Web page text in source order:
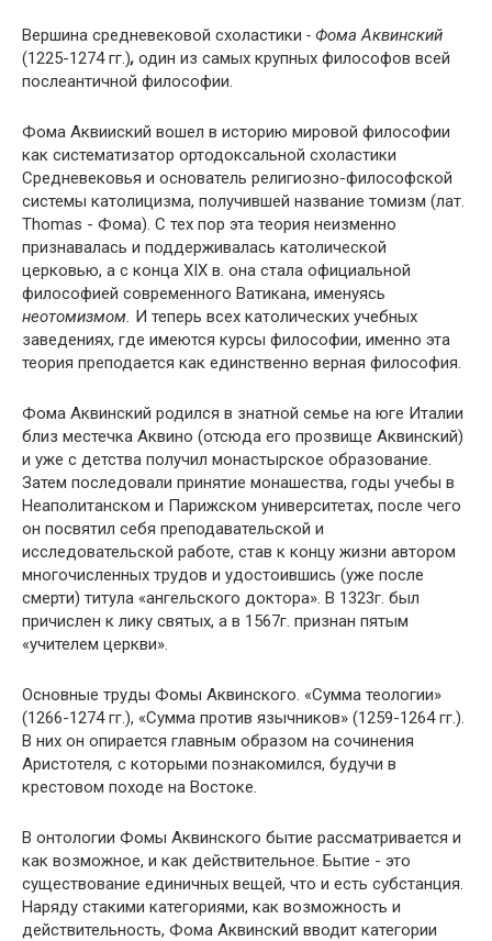
Вершина средневековой схоластики - Фома Аквинский
(1225-1274 гг.), один из самых крупных философов всей
послеантичной философии.
Фома Аквииский вошел в историю мировой философии
как систематизатор ортодоксальной схоластики
Средневековья и основатель религиозно-философской
системы католицизма, получившей название томизм (лат.
Thomas - Фома). С тех пор эта теория неизменно
признавалась и поддерживалась католической
церковью, а с конца XIX в. она стала официальной
философией современного Ватикана, именуясь
неотомизмом. И теперь всех католических учебных
заведениях, где имеются курсы философии, именно эта
теория преподается как единственно верная философия.
Фома Аквинский родился в знатной семье на юге Италии
близ местечка Аквино (отсюда его прозвище Аквинский)
и уже с детства получил монастырское образование.
Затем последовали принятие монашества, годы учебы в
Неаполитанском и Парижском университетах, после чего
он посвятил себя преподавательской и
исследовательской работе, став к концу жизни автором
многочисленных трудов и удостоившись (уже после
смерти) титула «ангельского доктора». В 1323г. был
причислен к лику святых, а в 1567г. признан пятым
«учителем церкви».
Основные труды Фомы Аквинского. «Сумма теологии»
(1266-1274 гг.), «Сумма против язычников» (1259-1264 гг.).
В них он опирается главным образом на сочинения
Аристотеля, с которыми познакомился, будучи в
крестовом походе на Востоке.
В онтологии Фомы Аквинского бытие рассматривается и
как возможное, и как действительное. Бытие - это
существование единичных вещей, что и есть субстанция.
Наряду стакими категориями, как возможность и
действительность, Фома Аквинский вводит категории